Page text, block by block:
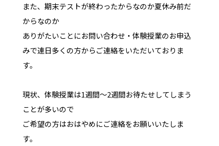
また、期末テストが終わったからなのか夏休み前だ
からなのか
ありがたいことにお問い合わせ・体験授業のお申込
みで連日多くの方からご連絡をいただいておりま
す。
現状、体験授業は1週間～2週間お待たせしてしまう
ことが多いので
ご希望の方はおはやめにご連絡をお願いいたしま
す。